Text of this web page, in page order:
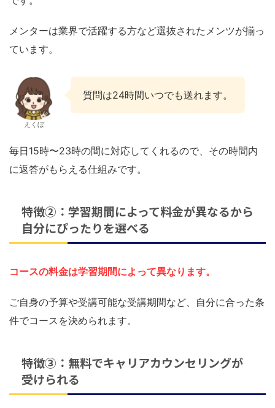
メンターは業界で活躍する方など選抜されたメンツが揃っ
ています。
えくぼ
質問は24時間いつでも送れます。
毎日15時〜23時の間に対応してくれるので、その時間内
に返答がもらえる仕組みです。
特徴②：学習期間によって料金が異なるから
自分にぴったりを選べる
コースの料金は学習期間によって異なります。
ご自身の予算や受講可能な受講期間など、自分に合った条
件でコースを決められます。
特徴③：無料でキャリアカウンセリングが
受けられる